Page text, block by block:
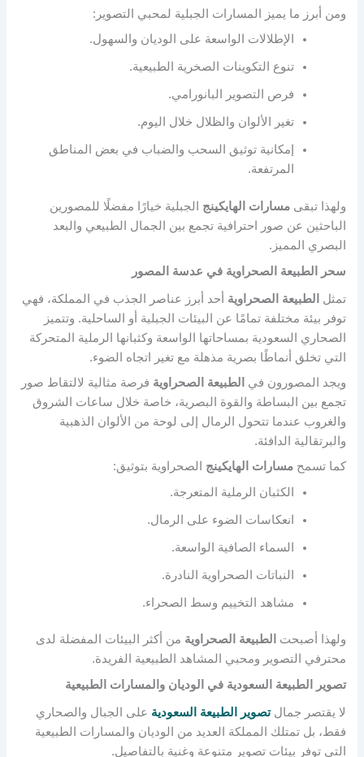
ومن أبرز ما يميز المسارات الجبلية لمحبي التصوير:
الإطلالات الواسعة على الوديان والسهول.
تنوع التكوينات الصخرية الطبيعية.
فرص التصوير البانورامي.
تغير الألوان والظلال خلال اليوم.
إمكانية توثيق السحب والضباب في بعض المناطق
المرتفعة.
ولهذا تبقىمسارات الهايكينج الجبلية خيارًا مفضلًا للمصورين
الباحثين عن صور احترافية تجمع بين الجمال الطبيعي والبعد
البصري المميز.
سحر الطبيعة الصحراوية في عدسة المصور
تمثل الطبيعة الصحراوية أحد أبرز عناصر الجذب في المملكة، فهي
توفر بيئة مختلفة تمامًا عن البيئات الجبلية أو الساحلية. وتتميز
الصحاري السعودية بمساحاتها الواسعة وكثبانها الرملية المتحركة
التي تخلق أنماطًا بصرية مذهلة مع تغير اتجاه الضوء.
ويجد المصورون في
الطبيعة الصحراوية فرصة مثالية لالتقاط صور
تجمع بين البساطة والقوة البصرية، خاصة خلال ساعات الشروق
والغروب عندما تتحول الرمال إلى لوحة من الألوان الذهبية
والبرتقالية الدافئة.
كما تسمحمسارات الهايكينج الصحراوية بتوثيق:
الكثبان الرملية المتعرجة.
انعكاسات الضوء على الرمال.
السماء الصافية الواسعة.
النباتات الصحراوية النادرة.
مشاهد التخييم وسط الصحراء.
ولهذا أصبحت الطبيعة الصحراوية من أكثر البيئات المفضلة لدى
محترفي التصوير ومحبي المشاهد الطبيعية الفريدة.
تصوير الطبيعة السعودية في الوديان والمسارات الطبيعية
لا يقتصر جمالتصوير الطبيعة السعودية على الجبال والصحاري
فقط، بل تمتلك المملكة العديد من الوديان والمسارات الطبيعية
التي توفر بيئات تصوير متنوعة وغنية بالتفاصيل.